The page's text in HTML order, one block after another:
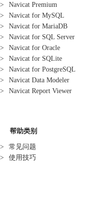
>
Navicat Premium
>
Navicat for MySQL
>
Navicat for MariaDB
>
Navicat for SQL Server
>
Navicat for Oracle
>
Navicat for SQLite
>
Navicat for PostgreSQL
>
Navicat Data Modeler
>
Navicat Report Viewer
帮助类别
>
常见问题
>
使用技巧